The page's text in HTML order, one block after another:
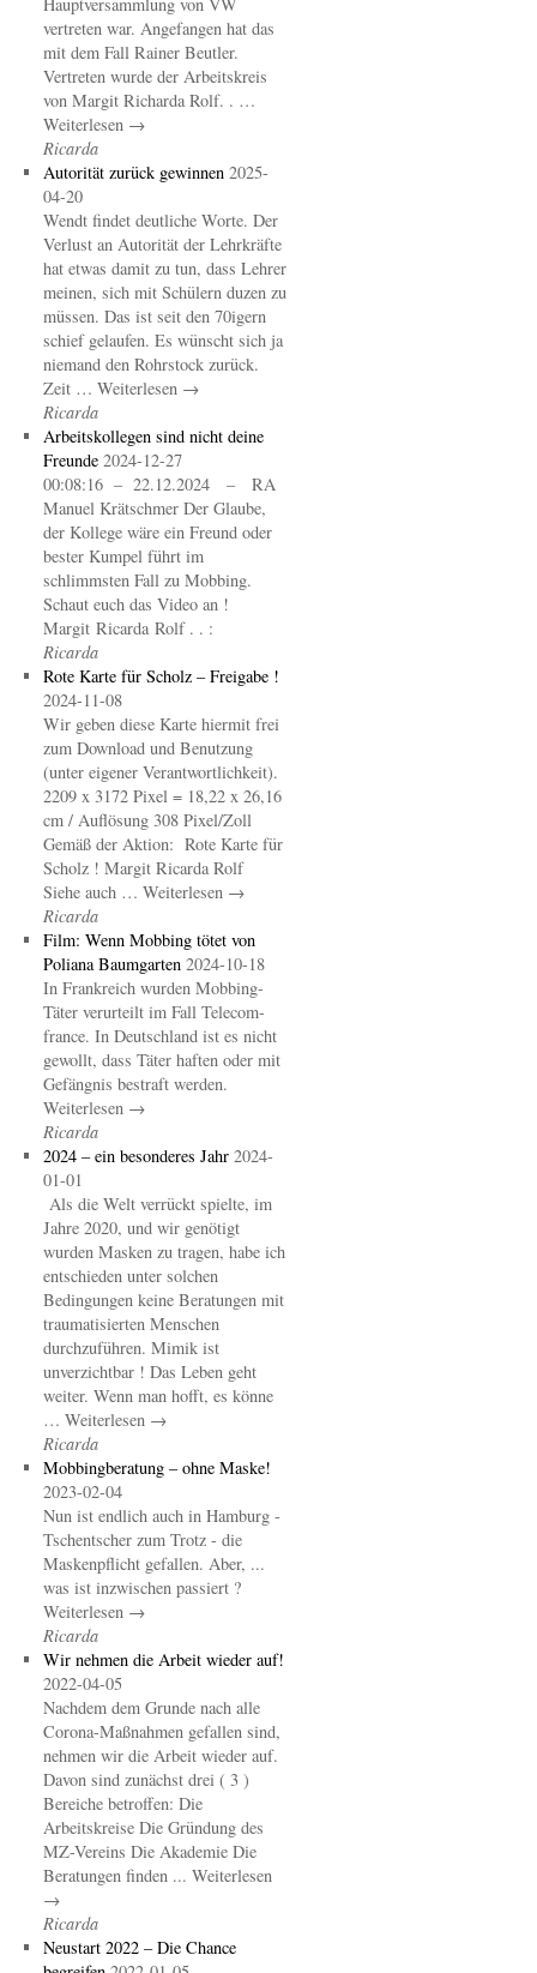
vertreten war. Angefangen hat das
mit dem Fall Rainer Beutler.
Vertreten wurde der Arbeitskreis
von Margit Richarda Rolf. . …
Weiterlesen →
Ricarda
Autorität zurück gewinnen 2025-
04-20
Wendt findet deutliche Worte. Der
Verlust an Autorität der Lehrkräfte
hat etwas damit zu tun, dass Lehrer
meinen, sich mit Schülern duzen zu
müssen. Das ist seit den 70igern
schief gelaufen. Es wünscht sich ja
niemand den Rohrstock zurück.
Zeit … Weiterlesen →
Ricarda
Arbeitskollegen sind nicht deine
Freunde 2024-12-27
00:08:16 – 22.12.2024 – RA
Manuel Krätschmer Der Glaube,
der Kollege wäre ein Freund oder
bester Kumpel führt im
schlimmsten Fall zu Mobbing.
Schaut euch das Video an !
Margit Ricarda Rolf . . :
Ricarda
Rote Karte für Scholz – Freigabe !
2024-11-08
Wir geben diese Karte hiermit frei
zum Download und Benutzung
(unter eigener Verantwortlichkeit).
2209 x 3172 Pixel = 18,22 x 26,16
cm / Auflösung 308 Pixel/Zoll
Gemäß der Aktion: Rote Karte für
Scholz ! Margit Ricarda Rolf
Siehe auch … Weiterlesen →
Ricarda
Film: Wenn Mobbing tötet von
Poliana Baumgarten 2024-10-18
In Frankreich wurden Mobbing-
Täter verurteilt im Fall Telecom-
france. In Deutschland ist es nicht
gewollt, dass Täter haften oder mit
Gefängnis bestraft werden.
Weiterlesen →
Ricarda
2024 – ein besonderes Jahr 2024-
01-01
Als die Welt verrückt spielte, im
Jahre 2020, und wir genötigt
wurden Masken zu tragen, habe ich
entschieden unter solchen
Bedingungen keine Beratungen mit
traumatisierten Menschen
durchzuführen. Mimik ist
unverzichtbar ! Das Leben geht
weiter. Wenn man hofft, es könne
… Weiterlesen →
Ricarda
Mobbingberatung – ohne Maske!
2023-02-04
Nun ist endlich auch in Hamburg -
Tschentscher zum Trotz - die
Maskenpflicht gefallen. Aber, ...
was ist inzwischen passiert ?
Weiterlesen →
Ricarda
Wir nehmen die Arbeit wieder auf!
2022-04-05
Nachdem dem Grunde nach alle
Corona-Maßnahmen gefallen sind,
nehmen wir die Arbeit wieder auf.
Davon sind zunächst drei ( 3 )
Bereiche betroffen: Die
Arbeitskreise Die Gründung des
MZ-Vereins Die Akademie Die
Beratungen finden ... Weiterlesen
→
Ricarda
Neustart 2022 – Die Chance